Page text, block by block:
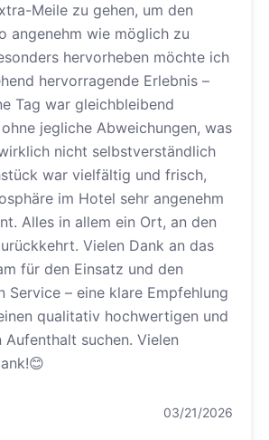
Meile zu gehen, um den
angenehm wie möglich zu
hervorheben möchte ich
hervorragende Erlebnis –
Tag war gleichbleibend
jegliche Abweichungen, was
nicht selbstverständlich
war vielfältig und frisch,
im Hotel sehr angenehm
Alles in allem ein Ort, an den
Vielen Dank an das
für den Einsatz und den
Service – eine klare Empfehlung
qualitativ hochwertigen und
Aufenthalt suchen. Vielen
03/21/2026